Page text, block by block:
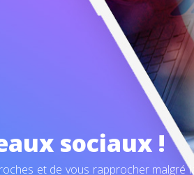
sociaux !
et de vous rapprocher malgré